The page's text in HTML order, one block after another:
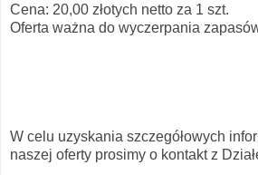
Cena: 20,00 złotych netto za 1 szt.
Oferta ważna do wyczerpania
W celu uzyskania szczegółowych
naszej oferty prosimy o kontakt z